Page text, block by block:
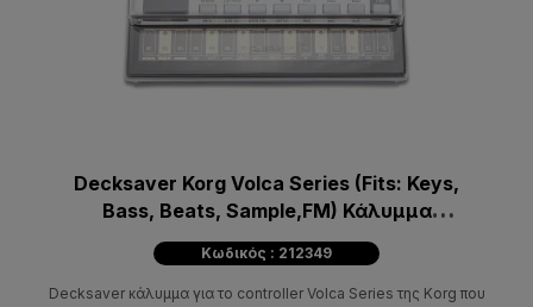
Decksaver Korg Volca Series (Fits: Keys,
Bass, Beats, Sample,FM) Κάλυμμα
Προστασίας
Κωδικός : 212349
Decksaver κάλυμμα για τo controller Volca Series της Korg που